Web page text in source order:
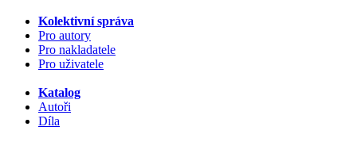
Kolektivní správa
Pro autory
Pro nakladatele
Pro uživatele
Katalog
Autoři
Díla